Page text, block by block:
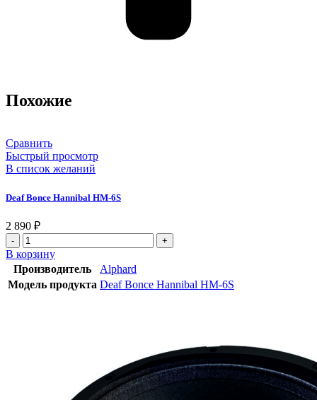
Похожие
Сравнить
Быстрый просмотр
В список желаний
Deaf Bonce Hannibal HM-6S
2 890 ₽
В корзину
Производитель
Alphard
Модель продукта Deaf Bonce Hannibal HM-6S